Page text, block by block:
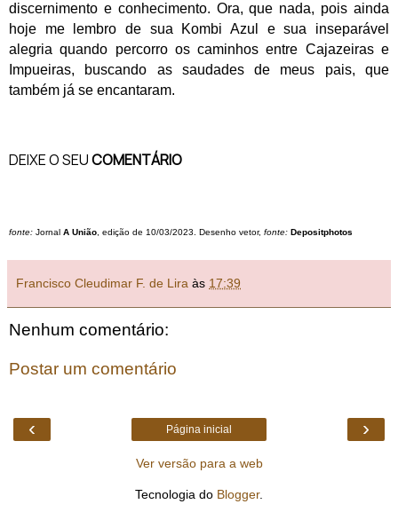
discernimento e conhecimento. Ora, que nada, pois ainda
hoje me lembro de sua Kombi Azul e sua inseparável
alegria quando percorro os caminhos entre Cajazeiras e
Impueiras, buscando as saudades de meus pais, que
também já se encantaram.
DEIXE O SEUCOMENTÁRIO
fonte: Jornal A União , edição de 10/03/2023. Desenho vetor, fonte: Depositphotos
Francisco Cleudimar F. de Lira às 17:39
Nenhum comentário:
Postar um comentário
‹ ›
Página inicial
Ver versão para a web
Tecnologia do Blogger.